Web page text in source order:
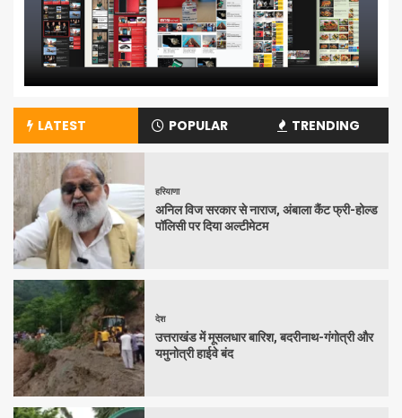
LATEST POPULAR TRENDING
हरियाणा
अनिल विज सरकार से नाराज, अंबाला कैंट फ्री-होल्ड
पॉलिसी पर दिया अल्टीमेटम
देश
उत्तराखंड में मूसलधार बारिश, बदरीनाथ-गंगोत्री और
यमुनोत्री हाईवे बंद